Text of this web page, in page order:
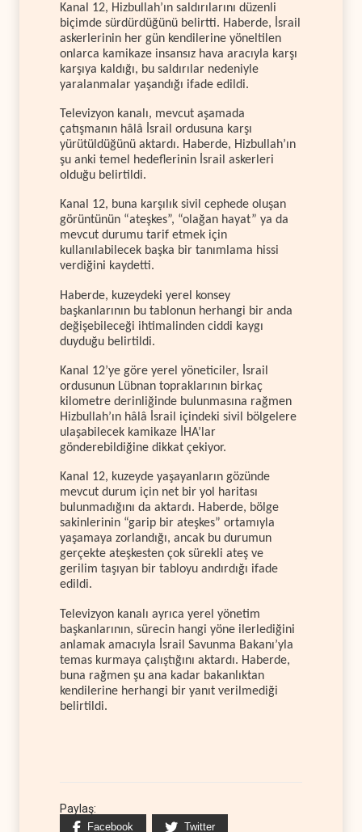
Kanal 12, Hizbullah’ın saldırılarını düzenli
biçimde sürdürdüğünü belirtti. Haberde, İsrail
askerlerinin her gün kendilerine yöneltilen
onlarca kamikaze insansız hava aracıyla karşı
karşıya kaldığı, bu saldırılar nedeniyle
yaralanmalar yaşandığı ifade edildi.
Televizyon kanalı, mevcut aşamada
çatışmanın hâlâ İsrail ordusuna karşı
yürütüldüğünü aktardı. Haberde, Hizbullah’ın
şu anki temel hedeflerinin İsrail askerleri
olduğu belirtildi.
Kanal 12, buna karşılık sivil cephede oluşan
görüntünün “ateşkes”, “olağan hayat” ya da
mevcut durumu tarif etmek için
kullanılabilecek başka bir tanımlama hissi
verdiğini kaydetti.
Haberde, kuzeydeki yerel konsey
başkanlarının bu tablonun herhangi bir anda
değişebileceği ihtimalinden ciddi kaygı
duyduğu belirtildi.
Kanal 12’ye göre yerel yöneticiler, İsrail
ordusunun Lübnan topraklarının birkaç
kilometre derinliğinde bulunmasına rağmen
Hizbullah’ın hâlâ İsrail içindeki sivil bölgelere
ulaşabilecek kamikaze İHA’lar
gönderebildiğine dikkat çekiyor.
Kanal 12, kuzeyde yaşayanların gözünde
mevcut durum için net bir yol haritası
bulunmadığını da aktardı. Haberde, bölge
sakinlerinin “garip bir ateşkes” ortamıyla
yaşamaya zorlandığı, ancak bu durumun
gerçekte ateşkesten çok sürekli ateş ve
gerilim taşıyan bir tabloyu andırdığı ifade
edildi.
Televizyon kanalı ayrıca yerel yönetim
başkanlarının, sürecin hangi yöne ilerlediğini
anlamak amacıyla İsrail Savunma Bakanı’yla
temas kurmaya çalıştığını aktardı. Haberde,
buna rağmen şu ana kadar bakanlıktan
kendilerine herhangi bir yanıt verilmediği
belirtildi.
Paylaş:
Facebook Twitter